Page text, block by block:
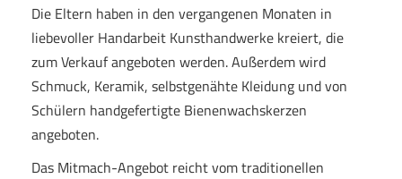
Die Eltern haben in den vergangenen Monaten in
liebevoller Handarbeit Kunsthandwerke kreiert, die
zum Verkauf angeboten werden. Außerdem wird
Schmuck, Keramik, selbstgenähte Kleidung und von
Schülern handgefertigte Bienenwachskerzen
angeboten.
Das Mitmach-Angebot reicht vom traditionellen